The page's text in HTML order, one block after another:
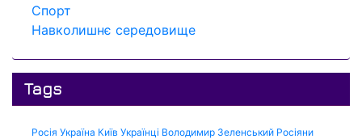
Спорт
Навколишнє середовище
Tags
Росія Україна Київ Українці Володимир Зеленський Росіяни